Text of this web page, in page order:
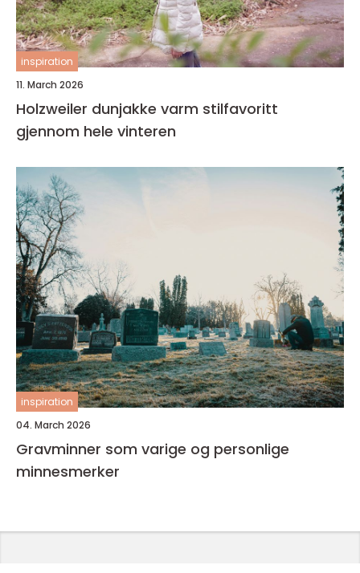
inspiration
11. March 2026
Holzweiler dunjakke varm stilfavoritt
gjennom hele vinteren
inspiration
04. March 2026
Gravminner som varige og personlige
minnesmerker